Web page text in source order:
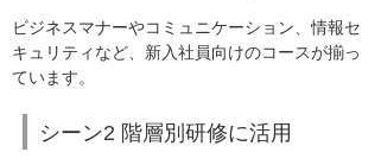
ビジネスマナーやコミュニケーション、情報セ
キュリティなど、新入社員向けのコースが揃っ
ています。
シーン2 階層別研修に活用